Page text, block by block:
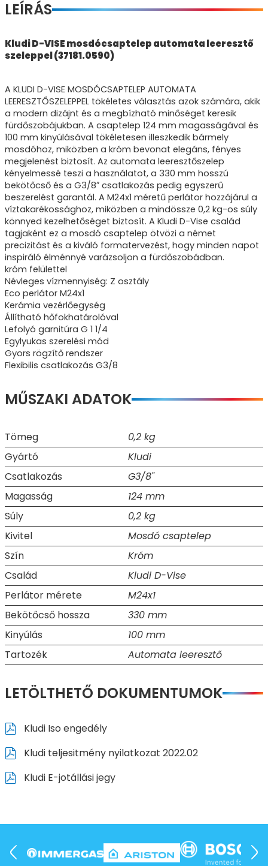
LEÍRÁS
Kludi D-VISE mosdócsaptelep automata leeresztő
szeleppel (37181.0590)
A KLUDI D-VISE MOSDÓCSAPTELEP AUTOMATA
LEERESZTŐSZELEPPEL tökéletes választás azok számára, akik
a modern dizájnt és a megbízható minőséget keresik
fürdőszobájukban. A csaptelep 124 mm magasságával és
100 mm kinyúlásával tökéletesen illeszkedik bármely
mosdóhoz, miközben a króm bevonat elegáns, fényes
megjelenést biztosít. Az automata leeresztőszelep
kényelmessé teszi a használatot, a 330 mm hosszú
bekötőcső és a G3/8″ csatlakozás pedig egyszerű
beszerelést garantál. A M24x1 méretű perlátor hozzájárul a
víztakarékossághoz, miközben a mindössze 0,2 kg-os súly
könnyed kezelhetőséget biztosít. A Kludi D-Vise család
tagjaként ez a mosdó csaptelep ötvözi a német
precizitást és a kiváló formatervezést, hogy minden napot
inspiráló élménnyé varázsoljon a fürdőszobádban.
króm felülettel
Névleges vízmennyiség: Z osztály
Eco perlátor M24x1
Kerámia vezérlőegység
Állítható hőfokhatárolóval
Lefolyó garnitúra G 1 1/4
Egylyukas szerelési mód
Gyors rögzítő rendszer
Flexibilis csatlakozás G3/8
MŰSZAKI ADATOK
Tömeg
0,2 kg
Gyártó
Kludi
Csatlakozás
G3/8"
Magasság
124 mm
Súly
0,2 kg
Kivitel
Mosdó csaptelep
Szín
Króm
Család
Kludi D-Vise
Perlátor mérete
M24x1
Bekötőcső hossza
330 mm
Kinyúlás
100 mm
Tartozék
Automata leeresztő
LETÖLTHETŐ DOKUMENTUMOK
Kludi Iso engedély
Kludi teljesitmény nyilatkozat 2022.02
Kludi E-jotállási jegy